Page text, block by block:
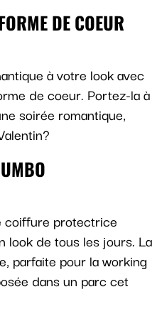
DE COEUR
à votre look avec
de coeur. Portez-la à
soirée romantique,
coiffure protectrice
look de tous les jours. La
parfaite pour la working
dans un parc cet